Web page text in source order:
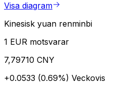
Visa diagram
Kinesisk yuan renminbi
1 EUR motsvarar
7,79710 CNY
+0.0533 (0.69%) Veckovis